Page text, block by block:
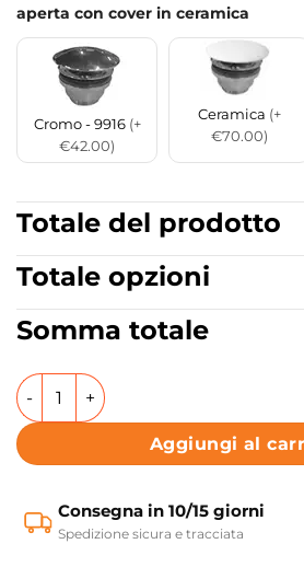
aperta con cover in ceramica
Cromo - 9916 (+
€42.00)
Ceramica (+
€70.00)
Totale del prodotto
Totale opzioni
Somma totale
Mobile bagno a terra struttura e
Aggiungi al
Consegna in 10/15 giorni
Spedizione sicura e tracciata